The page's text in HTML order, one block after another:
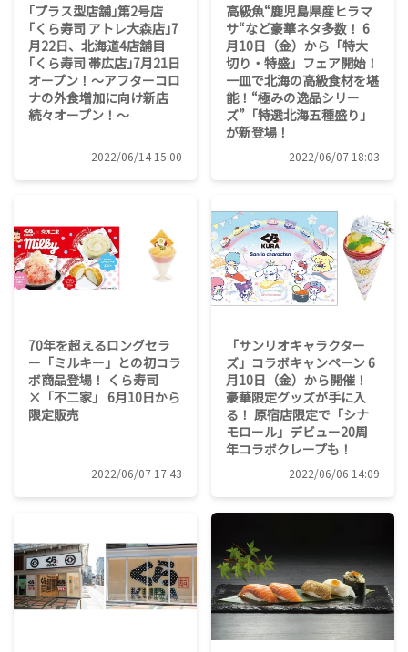
｢プラス型店舗｣第2号店
｢くら寿司 アトレ大森店｣7
月22日、北海道4店舗目
｢くら寿司 帯広店｣7月21日
オープン！～アフターコロ
ナの外食増加に向け新店
続々オープン！～
2022/06/14 15:00
高級魚“鹿児島県産ヒラマ
サ“など豪華ネタ多数！ 6
月10日（金）から「特大
切り・特盛」フェア開始！
一皿で北海の高級食材を堪
能！“極みの逸品シリー
ズ”「特選北海五種盛り」
が新登場！
2022/06/07 18:03
70年を超えるロングセラ
ー「ミルキー」との初コラ
ボ商品登場！ くら寿司
×「不二家」 6月10日から
限定販売
2022/06/07 17:43
「サンリオキャラクター
ズ」コラボキャンペーン 6
月10日（金）から開催！
豪華限定グッズが手に入
る！ 原宿店限定で「シナ
モロール」デビュー20周
年コラボクレープも！
2022/06/06 14:09